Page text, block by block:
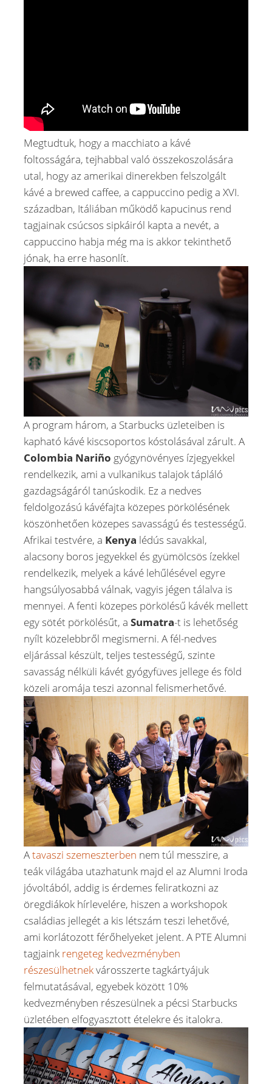
Megtudtuk, hogy a macchiato a kávé
foltosságára, tejhabbal való összekoszolására
utal, hogy az amerikai dinerekben felszolgált
kávé a brewed caffee, a cappuccino pedig a XVI.
században, Itáliában működő kapucinus rend
tagjainak csúcsos sipkáiról kapta a nevét, a
cappuccino habja még ma is akkor tekinthető
jónak, ha erre hasonlít.
A program három, a Starbucks üzleteiben is
kapható kávé kiscsoportos kóstolásával zárult. A
Colombia Nariño gyógynövényes ízjegyekkel
rendelkezik, ami a vulkanikus talajok tápláló
gazdagságáról tanúskodik. Ez a nedves
feldolgozású kávéfajta közepes pörkölésének
köszönhetően közepes savasságú és testességű.
Afrikai testvére, a Kenya lédús savakkal,
alacsony boros jegyekkel és gyümölcsös ízekkel
rendelkezik, melyek a kávé lehűlésével egyre
hangsúlyosabbá válnak, vagyis jégen tálalva is
mennyei. A fenti közepes pörkölésű kávék mellett
egy sötét pörkölésűt, a Sumatra-t is lehetőség
nyílt közelebbről megismerni. A fél-nedves
eljárással készült, teljes testességű, szinte
savasság nélküli kávét gyógyfüves jellege és föld
közeli aromája teszi azonnal felismerhetővé.
Atavaszi szemeszterben nem túl messzire, a
teák világába utazhatunk majd el az Alumni Iroda
jóvoltából, addig is érdemes feliratkozni az
öregdiákok hírlevelére, hiszen a workshopok
családias jellegét a kis létszám teszi lehetővé,
ami korlátozott férőhelyeket jelent. A PTE Alumni
tagjaink rengeteg kedvezményben
részesülhetnekvárosszerte tagkártyájuk
felmutatásával, egyebek között 10%
kedvezményben részesülnek a pécsi Starbucks
üzletében elfogyasztott ételekre és italokra.